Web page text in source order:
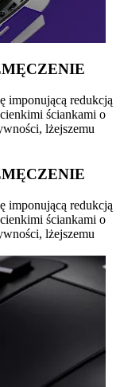
imponującą redukcją
ściankami o
lżejszemu
imponującą redukcją
ściankami o
lżejszemu